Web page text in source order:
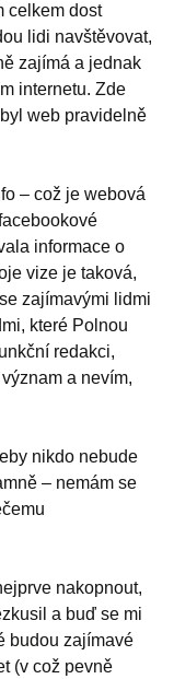
celkem dost
lidi navštěvovat,
zajímá a jednak
internetu. Zde
web pravidelně
– což je webová
informace o
vize je taková,
zajímavými lidmi
které Polnou
redakci,
a nevím,
nikdo nebude
– nemám se
nakopnout,
a buď se mi
budou zajímavé
(v což pevně